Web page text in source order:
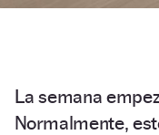
La semana
Normalmente,